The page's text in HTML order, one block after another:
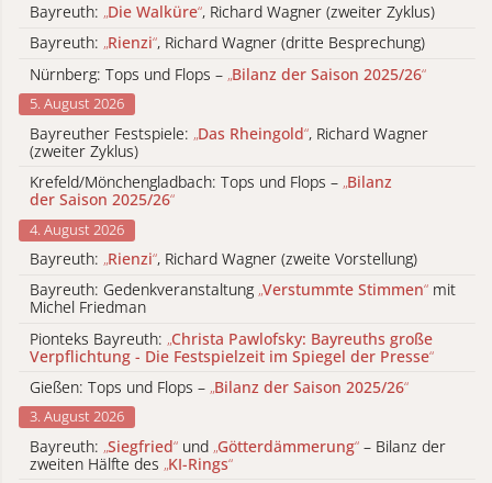
Bayreuth: „Die Walküre“, Richard Wagner (zweiter Zyklus)
Bayreuth: „Rienzi“, Richard Wagner (dritte Besprechung)
Nürnberg: Tops und Flops – „Bilanz der Saison 2025/26“
5. August 2026
Bayreuther Festspiele: „Das Rheingold“, Richard Wagner
(zweiter Zyklus)
Krefeld/Mönchengladbach: Tops und Flops – „Bilanz
der Saison 2025/26“
4. August 2026
Bayreuth: „Rienzi“, Richard Wagner (zweite Vorstellung)
Bayreuth: Gedenkveranstaltung „Verstummte Stimmen“ mit
Michel Friedman
Pionteks Bayreuth: „Christa Pawlofsky: Bayreuths große
Verpflichtung - Die Festspielzeit im Spiegel der Presse“
Gießen: Tops und Flops – „Bilanz der Saison 2025/26“
3. August 2026
Bayreuth: „Siegfried“ und „Götterdämmerung“ – Bilanz der
zweiten Hälfte des „KI-Rings“